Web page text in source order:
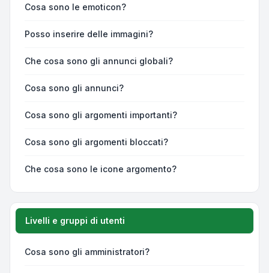
Cosa sono le emoticon?
Posso inserire delle immagini?
Che cosa sono gli annunci globali?
Cosa sono gli annunci?
Cosa sono gli argomenti importanti?
Cosa sono gli argomenti bloccati?
Che cosa sono le icone argomento?
Livelli e gruppi di utenti
Cosa sono gli amministratori?